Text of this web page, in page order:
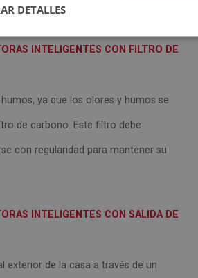
COCINA INTELIGENTES
INTELIGENTES CON FILTRO DE
ya que los olores y humos se
de carbono. Este filtro debe
con regularidad para mantener su
INTELIGENTES CON SALIDA DE
exterior de la casa a través de un
DETALLES